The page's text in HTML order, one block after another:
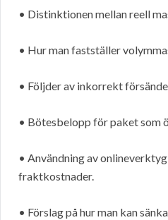
• Distinktionen mellan reell
• Hur man fastställer
• Följder av inkorrekt
• Bötesbelopp för paket som
• Användning av
fraktkostnader.
• Förslag på hur man kan